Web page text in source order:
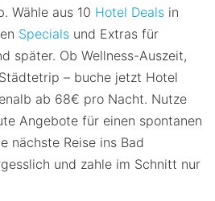
Wähle aus 10 Hotel Deals in
Specials und Extras für
später. Ob Wellness-Auszeit,
– buche jetzt Hotel
ab 68€ pro Nacht. Nutze
Angebote für einen spontanen
nächste Reise ins Bad
und zahle im Schnitt nur